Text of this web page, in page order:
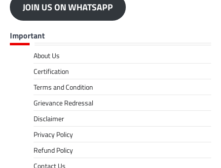
JOIN US ON WHATSAPP
Important
About Us
Certification
Terms and Condition
Grievance Redressal
Disclaimer
Privacy Policy
Refund Policy
Contact Us